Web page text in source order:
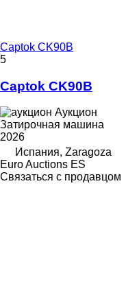
Captok CK90B
5
Captok CK90B
Аукцион
Затирочная машина
2026
Испания, Zaragoza
Euro Auctions ES
Связаться с продавцом